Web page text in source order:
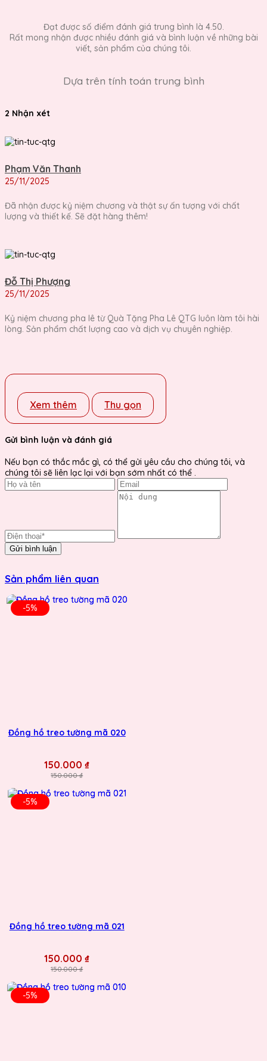
Đạt được số điểm đánh giá trung bình là 4.50.
Rất mong nhận được nhiều đánh giá và bình luận về những bài
viết, sản phẩm của chúng tôi.
Dựa trên tính toán trung bình
2 Nhận xét
Phạm Văn Thanh
25/11/2025
Đã nhận được kỷ niệm chương và thật sự ấn tượng với chất
lượng và thiết kế. Sẽ đặt hàng thêm!
Đỗ Thị Phượng
25/11/2025
Kỷ niệm chương pha lê từ Quà Tặng Pha Lê QTG luôn làm tôi hài
lòng. Sản phẩm chất lượng cao và dịch vụ chuyên nghiệp.
Xem thêm Thu gọn
Gửi bình luận và đánh giá
Nếu bạn có thắc mắc gì, có thể gửi yêu cầu cho chúng tôi, và
chúng tôi sẽ liên lạc lại với bạn sớm nhất có thể .
Gửi bình luận
Sản phẩm liên quan
-5%
Đồng hồ treo tường mã 020
150.000 ₫
150.000 ₫
-5%
Đồng hồ treo tường mã 021
150.000 ₫
150.000 ₫
-5%